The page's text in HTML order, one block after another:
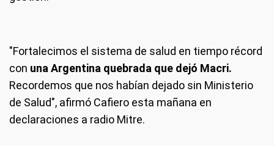
"Fortalecimos el sistema de salud en tiempo récord
con una Argentina quebrada que dejó Macri.
Recordemos que nos habían dejado sin Ministerio
de Salud", afirmó Cafiero esta mañana en
declaraciones a radio Mitre.